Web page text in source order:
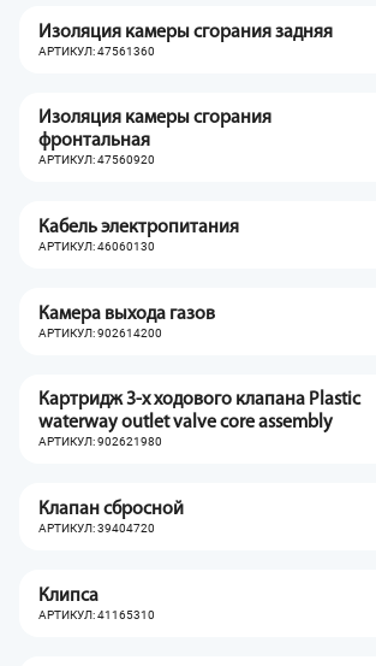
Изоляция камеры сгорания задняя
АРТИКУЛ: 47561360
Изоляция камеры сгорания
фронтальная
АРТИКУЛ: 47560920
Кабель электропитания
АРТИКУЛ: 46060130
Камера выхода газов
АРТИКУЛ: 902614200
Картридж 3-х ходового клапана Plastic
waterway outlet valve core assembly
АРТИКУЛ: 902621980
Клапан сбросной
АРТИКУЛ: 39404720
Клипса
АРТИКУЛ: 41165310